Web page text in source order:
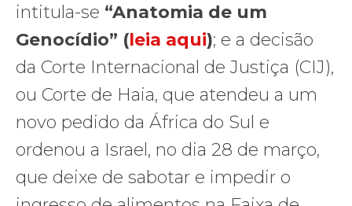
intitula-se “Anatomia de um
Genocídio” (leia aqui); e a decisão
da Corte Internacional de Justiça (CIJ),
ou Corte de Haia, que atendeu a um
novo pedido da África do Sul e
ordenou a Israel, no dia 28 de março,
que deixe de sabotar e impedir o